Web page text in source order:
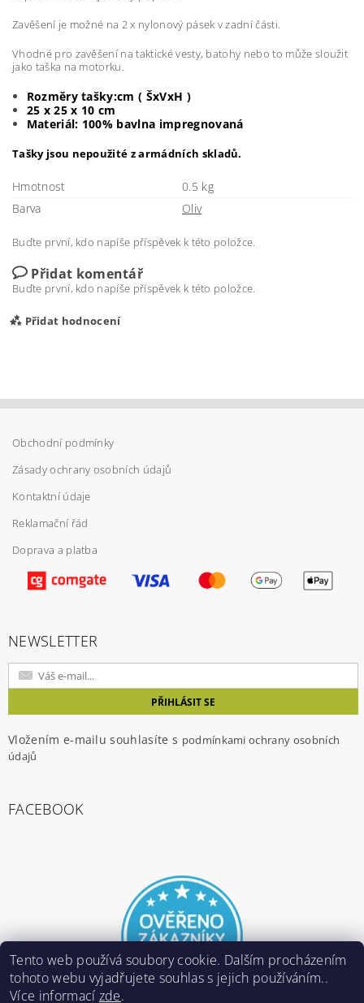
Zavěšení je možné na 2 x nylonový pásek v zadní části.
Vhodné pro zavěšení na taktické vesty, batohy nebo to může sloužit
jako taška na motorku.
Rozměry tašky:cm ( ŠxVxH )
25 x 25 x 10 cm
Materiál: 100% bavlna impregnovaná
Tašky jsou nepoužité z armádních skladů.
Hmotnost
0.5 kg
Barva
Oliv
Buďte první, kdo napíše příspěvek k této položce.
Přidat komentář
Buďte první, kdo napíše příspěvek k této položce.
Přidat hodnocení
Vložením hodnocení souhlasíte spodmínkami
ochrany osobních údajů
Obchodní podmínky
Zásady ochrany osobních údajů
Kontaktní údaje
Reklamační řád
Doprava a platba
NEWSLETTER
Vložením e-mailu souhlasíte s podmínkami ochrany osobních
údajů
FACEBOOK
Tento web používá soubory cookie. Dalším procházením
tohoto webu vyjadřujete souhlas s jejich používáním..
Více informací zde.